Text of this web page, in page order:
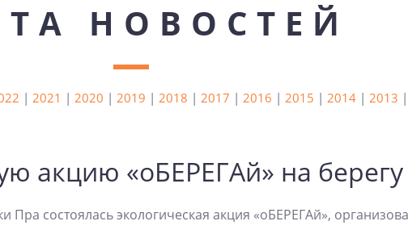
НОВОСТЕЙ
| 2021 | 2020 | 2019 | 2018 | 2017 | 2016 | 2015 | 2014 | 2013 |
акцию «оБЕРЕГАй» на
Пра состоялась экологическая акция «оБЕРЕГАй»,